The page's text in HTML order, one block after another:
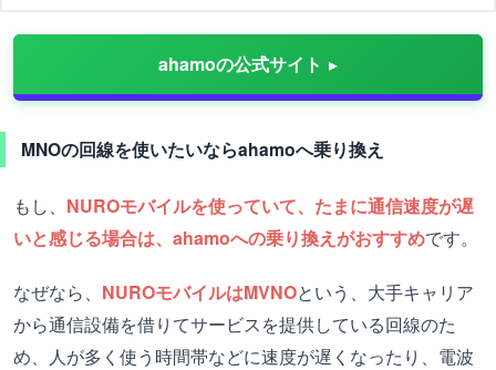
ahamoの公式サイト
MNOの回線を使いたいならahamoへ乗り換え
もし、 NUROモバイルを使っていて、たまに通信速度が遅
いと感じる場合は、ahamoへの乗り換えがおすすめです。
なぜなら、 NUROモバイルはMVNOという、大手キャリア
から通信設備を借りてサービスを提供している回線のた
め、人が多く使う時間帯などに速度が遅くなったり、電波